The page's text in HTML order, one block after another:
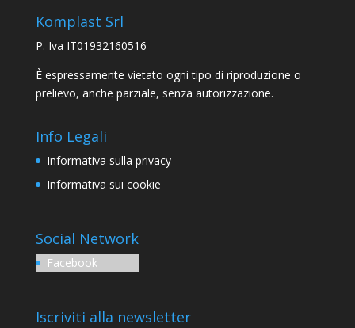
Komplast Srl
P. Iva IT01932160516
È espressamente vietato ogni tipo di riproduzione o
prelievo, anche parziale, senza autorizzazione.
Info Legali
Informativa sulla privacy
Informativa sui cookie
Social Network
Facebook
Iscriviti alla newsletter